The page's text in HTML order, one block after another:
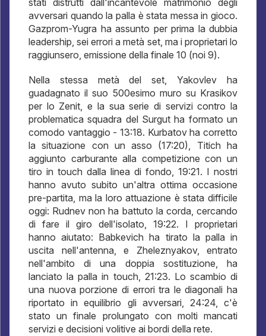
stati distrutti dall'incantevole matrimonio degli
avversari quando la palla è stata messa in gioco.
Gazprom-Yugra ha assunto per prima la dubbia
leadership, sei errori a metà set, ma i proprietari lo
raggiunsero, emissione della finale 10 (noi 9).
Nella stessa metà del set, Yakovlev ha
guadagnato il suo 500esimo muro su Krasikov
per lo Zenit, e la sua serie di servizi contro la
problematica squadra del Surgut ha formato un
comodo vantaggio - 13:18. Kurbatov ha corretto
la situazione con un asso (17:20), Titich ha
aggiunto carburante alla competizione con un
tiro in touch dalla linea di fondo, 19:21. I nostri
hanno avuto subito un'altra ottima occasione
pre-partita, ma la loro attuazione è stata difficile
oggi: Rudnev non ha battuto la corda, cercando
di fare il giro dell'isolato, 19:22. I proprietari
hanno aiutato: Babkevich ha tirato la palla in
uscita nell'antenna, e Zheleznyakov, entrato
nell'ambito di una doppia sostituzione, ha
lanciato la palla in touch, 21:23. Lo scambio di
una nuova porzione di errori tra le diagonali ha
riportato in equilibrio gli avversari, 24:24, c'è
stato un finale prolungato con molti mancati
servizi e decisioni volitive ai bordi della rete.